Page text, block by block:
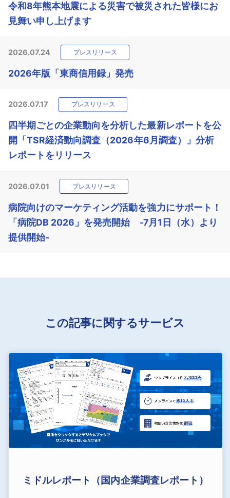
令和8年熊本地震による災害で被災された皆様にお
見舞い申し上げます
2026.07.24 プレスリリース
2026年版「東商信用録」発売
2026.07.17 プレスリリース
四半期ごとの企業動向を分析した最新レポートを公
開「TSR経済動向調査（2026年6月調査）」分析
レポートをリリース
2026.07.01 プレスリリース
病院向けのマーケティング活動を強力にサポート！
「病院DB 2026」を発売開始 -7月1日（水）より
提供開始-
この記事に関するサービス
ミドルレポート（国内企業調査レポート）